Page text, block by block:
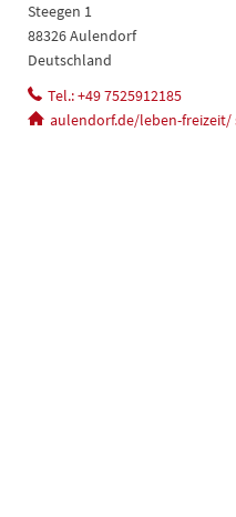
Steegen 1
88326 Aulendorf
Deutschland
Tel.: +49 7525912185
aulendorf.de/leben-freizeit/